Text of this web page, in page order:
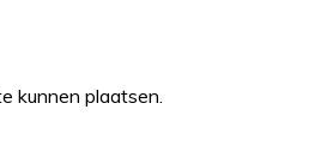
kunnen plaatsen.